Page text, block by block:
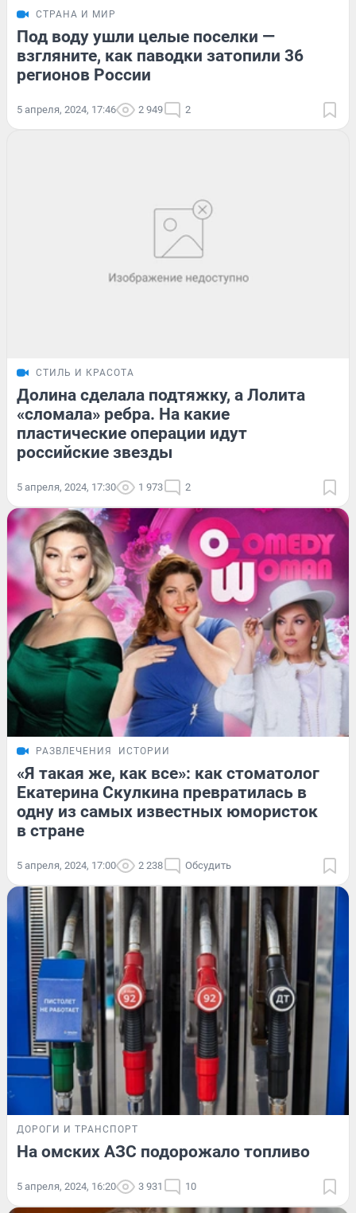
СТРАНА И МИР
Под воду ушли целые поселки —
взгляните, как паводки затопили 36
регионов России
5 апреля, 2024, 17:46 2 949 2
СТИЛЬ И КРАСОТА
Долина сделала подтяжку, а Лолита
«сломала» ребра. На какие
пластические операции идут
российские звезды
5 апреля, 2024, 17:30 1 973 2
РАЗВЛЕЧЕНИЯ ИСТОРИИ
«Я такая же, как все»: как стоматолог
Екатерина Скулкина превратилась в
одну из самых известных юмористок
в стране
5 апреля, 2024, 17:00 2 238 Обсудить
ДОРОГИ И ТРАНСПОРТ
На омских АЗС подорожало топливо
5 апреля, 2024, 16:20 3 931 10